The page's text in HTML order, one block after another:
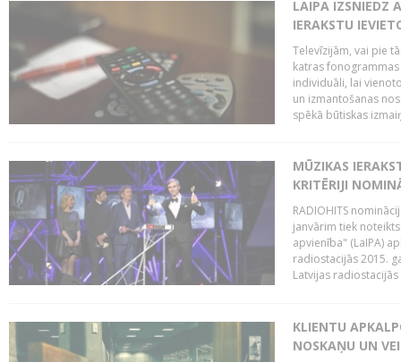
LAIPA IZSNIEDZ
IERAKSTU
Televīzijām, vai pie
katras
individuāli, lai
un izmantošanas
spēkā būtiskas
MŪZIKAS
KRITĒRIJI
RADIOHITS
janvārim tiek
apvienība" (LaIPA)
radiostacijās 2015.
Latvijas
KLIENTU
NOSKAŅU UN